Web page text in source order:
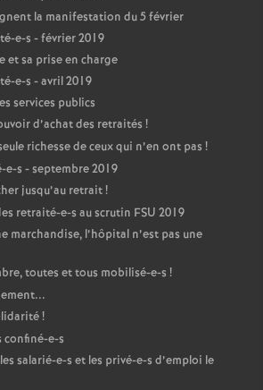
la manifestation du 5 février
e-s - février 2019
et sa prise en charge
e-s - avril 2019
services publics
d’achat des retraités !
richesse de ceux qui n’en ont pas !
s - septembre 2019
jusqu’au retrait!
retraité-e-s au scrutin FSU 2019
marchandise, l’hôpital n’est pas une
toutes et tous mobilisé-e-s !
!
e-s
salarié-e-s et les privé-e-s d’emploi le